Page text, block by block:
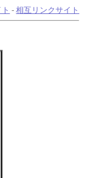
-相互リンクサイト